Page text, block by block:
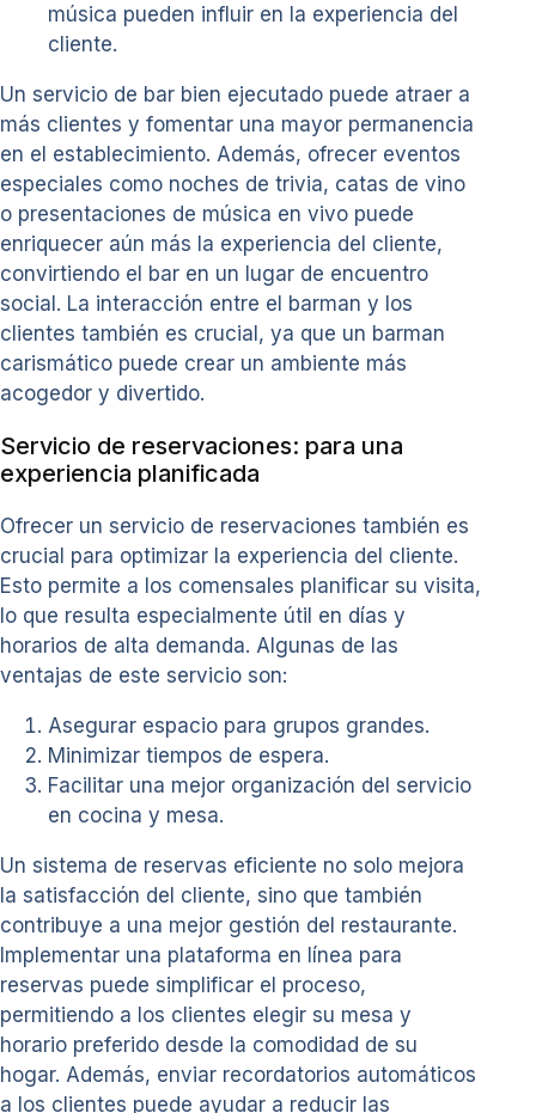
música pueden influir en la experiencia del
cliente.
Un servicio de bar bien ejecutado puede atraer a
más clientes y fomentar una mayor permanencia
en el establecimiento. Además, ofrecer eventos
especiales como noches de trivia, catas de vino
o presentaciones de música en vivo puede
enriquecer aún más la experiencia del cliente,
convirtiendo el bar en un lugar de encuentro
social. La interacción entre el barman y los
clientes también es crucial, ya que un barman
carismático puede crear un ambiente más
acogedor y divertido.
Servicio de reservaciones: para una
experiencia planificada
Ofrecer un servicio de reservaciones también es
crucial para optimizar la experiencia del cliente.
Esto permite a los comensales planificar su visita,
lo que resulta especialmente útil en días y
horarios de alta demanda. Algunas de las
ventajas de este servicio son:
Asegurar espacio para grupos grandes.
Minimizar tiempos de espera.
Facilitar una mejor organización del servicio
en cocina y mesa.
Un sistema de reservas eficiente no solo mejora
la satisfacción del cliente, sino que también
contribuye a una mejor gestión del restaurante.
Implementar una plataforma en línea para
reservas puede simplificar el proceso,
permitiendo a los clientes elegir su mesa y
horario preferido desde la comodidad de su
hogar. Además, enviar recordatorios automáticos
a los clientes puede ayudar a reducir las